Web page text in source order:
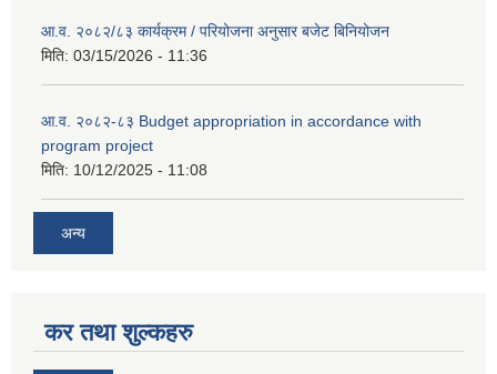
आ.व. २०८२/८३ कार्यक्रम / परियोजना अनुसार बजेट बिनियोजन
मिति: 03/15/2026 - 11:36
आ.व. २०८२-८३ Budget appropriation in accordance with
program project
मिति: 10/12/2025 - 11:08
अन्य
कर तथा शुल्कहरु